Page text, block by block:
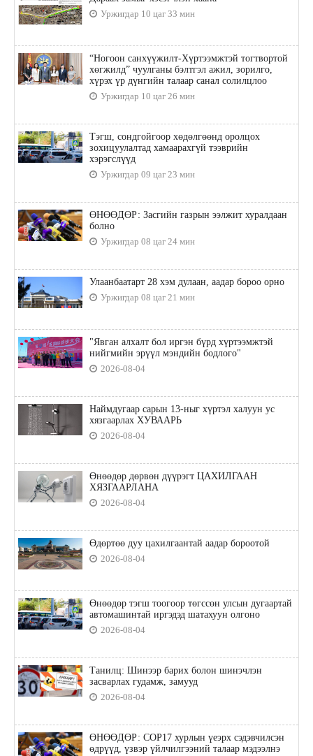
Уржигдар 10 цаг 33 мин
“Ногоон санхүүжилт-Хүртээмжтэй тогтвортой
хөгжилд” чуулганы бэлтгэл ажил, зорилго,
хүрэх үр дүнгийн талаар санал солилцлоо
Уржигдар 10 цаг 26 мин
Тэгш, сондгойгоор хөдөлгөөнд оролцох
зохицуулалтад хамаарахгүй тээврийн
хэрэгслүүд
Уржигдар 09 цаг 23 мин
ӨНӨӨДӨР: Засгийн газрын ээлжит хуралдаан
болно
Уржигдар 08 цаг 24 мин
Улаанбаатарт 28 хэм дулаан, аадар бороо орно
Уржигдар 08 цаг 21 мин
"Явган алхалт бол иргэн бүрд хүртээмжтэй
нийгмийн эрүүл мэндийн бодлого"
2026-08-04
Наймдугаар сарын 13-ныг хүртэл халуун ус
хязгаарлах ХУВААРЬ
2026-08-04
Өнөөдөр дөрвөн дүүрэгт ЦАХИЛГААН
ХЯЗГААРЛАНА
2026-08-04
Өдөртөө дуу цахилгаантай аадар бороотой
2026-08-04
Өнөөдөр тэгш тоогоор төгссөн улсын дугаартай
автомашинтай иргэдэд шатахуун олгоно
2026-08-04
Танилц: Шинээр барих болон шинэчлэн
засварлах гудамж, замууд
2026-08-04
ӨНӨӨДӨР: COP17 хурлын үеэрх сэдэвчилсэн
өдрүүд, үзвэр үйлчилгээний талаар мэдээлнэ